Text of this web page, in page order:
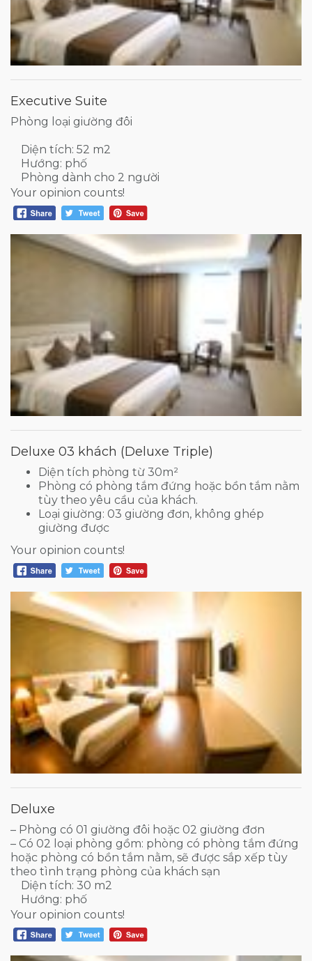
Executive Suite
Phòng loại giường đôi
Diện tích: 52 m2
Hướng: phố
Phòng dành cho 2 người
Your opinion counts!
Deluxe 03 khách (Deluxe Triple)
Diện tích phòng từ 30m²
Phòng có phòng tắm đứng hoặc bồn tắm nằm
tùy theo yêu cầu của khách.
Loại giường: 03 giường đơn, không ghép
giường được
Your opinion counts!
Deluxe
– Phòng có 01 giường đôi hoặc 02 giường đơn
– Có 02 loại phòng gồm: phòng có phòng tắm đứng
hoặc phòng có bồn tắm nằm, sẽ được sắp xếp tùy
theo tình trạng phòng của khách sạn
Diện tích: 30 m2
Hướng: phố
Your opinion counts!